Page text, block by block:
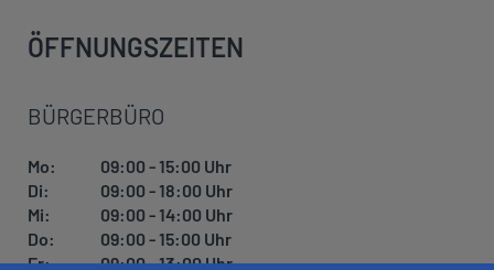
ÖFFNUNGSZEITEN
BÜRGERBÜRO
Mo:
09:00 - 15:00 Uhr
Di:
09:00 - 18:00 Uhr
Mi:
09:00 - 14:00 Uhr
Do:
09:00 - 15:00 Uhr
Fr:
09:00 - 13:00 Uhr